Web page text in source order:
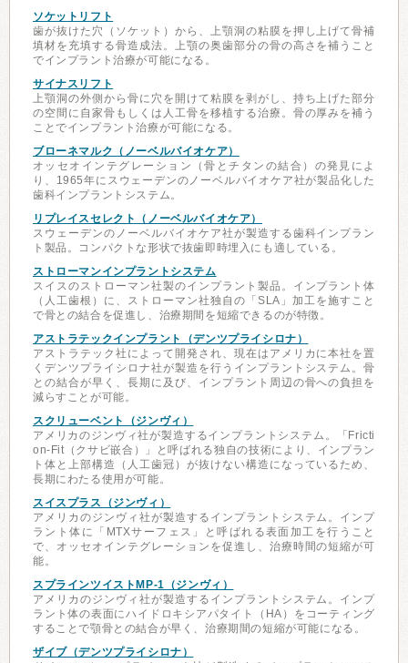
ソケットリフト
歯が抜けた穴（ソケット）から、上顎洞の粘膜を押し上げて骨補
填材を充填する骨造成法。上顎の奥歯部分の骨の高さを補うこと
でインプラント治療が可能になる。
サイナスリフト
上顎洞の外側から骨に穴を開けて粘膜を剥がし、持ち上げた部分
の空間に自家骨もしくは人工骨を移植する治療。骨の厚みを補う
ことでインプラント治療が可能になる。
ブローネマルク（ノーベルバイオケア）
オッセオインテグレーション（骨とチタンの結合）の発見によ
り、1965年にスウェーデンのノーベルバイオケア社が製品化した
歯科インプラントシステム。
リプレイスセレクト（ノーベルバイオケア）
スウェーデンのノーベルバイオケア社が製造する歯科インプラン
ト製品。コンパクトな形状で抜歯即時埋入にも適している。
ストローマンインプラントシステム
スイスのストローマン社製のインプラント製品。インプラント体
（人工歯根）に、ストローマン社独自の「SLA」加工を施すこと
で骨との結合を促進し、治療期間を短縮できるのが特徴。
アストラテックインプラント（デンツプライシロナ）
アストラテック社によって開発され、現在はアメリカに本社を置
くデンツプライシロナ社が製造を行うインプラントシステム。骨
との結合が早く、長期に及び、インプラント周辺の骨への負担を
減らすことが可能。
スクリューベント（ジンヴィ）
アメリカのジンヴィ社が製造するインプラントシステム。「Fricti
on-Fit（クサビ嵌合）」と呼ばれる独自の技術により、インプラン
ト体と上部構造（人工歯冠）が抜けない構造になっているため、
長期にわたる使用が可能。
スイスプラス（ジンヴィ）
アメリカのジンヴィ社が製造するインプラントシステム。インプ
ラント体に「MTXサーフェス」と呼ばれる表面加工を行うこと
で、オッセオインテグレーションを促進し、治療時間の短縮が可
能。
スプラインツイストMP-1（ジンヴィ）
アメリカのジンヴィ社が製造するインプラントシステム。インプ
ラント体の表面にハイドロキシアパタイト（HA）をコーティング
することで顎骨との結合が早く、治療期間の短縮が可能になる。
ザイブ（デンツプライシロナ）